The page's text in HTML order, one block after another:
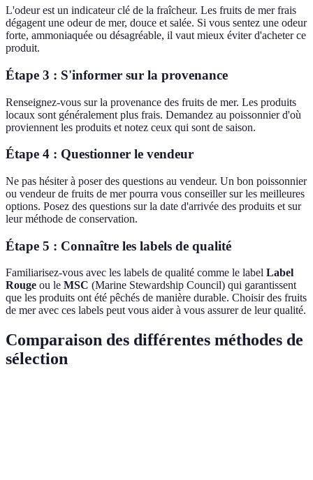
L'odeur est un indicateur clé de la fraîcheur. Les fruits de mer frais
dégagent une odeur de mer, douce et salée. Si vous sentez une odeur
forte, ammoniaquée ou désagréable, il vaut mieux éviter d'acheter ce
produit.
Étape 3 : S'informer sur la provenance
Renseignez-vous sur la provenance des fruits de mer. Les produits
locaux sont généralement plus frais. Demandez au poissonnier d'où
proviennent les produits et notez ceux qui sont de saison.
Étape 4 : Questionner le vendeur
Ne pas hésiter à poser des questions au vendeur. Un bon poissonnier
ou vendeur de fruits de mer pourra vous conseiller sur les meilleures
options. Posez des questions sur la date d'arrivée des produits et sur
leur méthode de conservation.
Étape 5 : Connaître les labels de qualité
Familiarisez-vous avec les labels de qualité comme le label Label
Rouge ou le MSC (Marine Stewardship Council) qui garantissent
que les produits ont été pêchés de manière durable. Choisir des fruits
de mer avec ces labels peut vous aider à vous assurer de leur qualité.
Comparaison des différentes méthodes de
sélection